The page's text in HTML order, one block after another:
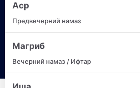
Аср
Предвечерний намаз
Магриб
Вечерний намаз / Ифтар